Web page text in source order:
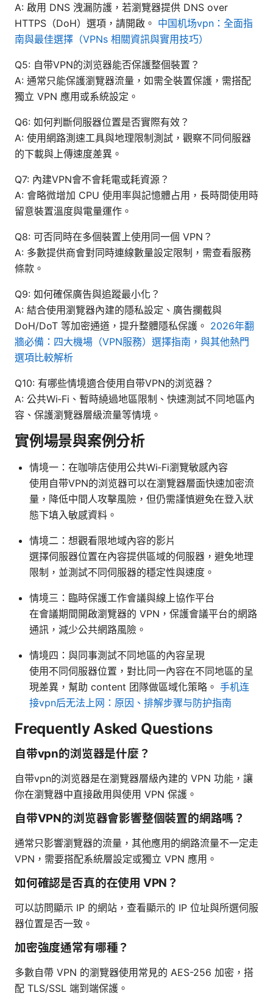
A: 啟用 DNS 洩漏防護，若瀏覽器提供 DNS over
HTTPS（DoH）選項，請開啟。 中国机场vpn：全面指
南與最佳選擇（VPNs 相關資訊與實用技巧）
Q5: 自带VPN的浏览器能否保護整個裝置？
A: 通常只能保護瀏覽器流量，如需全裝置保護，需搭配
獨立 VPN 應用或系統設定。
Q6: 如何判斷伺服器位置是否實際有效？
A: 使用網路測速工具與地理限制測試，觀察不同伺服器
的下載與上傳速度差異。
Q7: 內建VPN會不會耗電或耗資源？
A: 會略微增加 CPU 使用率與記憶體占用，長時間使用時
留意裝置溫度與電量運作。
Q8: 可否同時在多個裝置上使用同一個 VPN？
A: 多數提供商會對同時連線數量設定限制，需查看服務
條款。
Q9: 如何確保廣告與追蹤最小化？
A: 結合使用瀏覽器內建的隱私設定、廣告攔截與
DoH/DoT 等加密通道，提升整體隱私保護。 2026年翻
牆必備：四大機場（VPN服務）選擇指南，與其他熱門
選項比較解析
Q10: 有哪些情境適合使用自带VPN的浏览器？
A: 公共Wi‑Fi、暫時繞過地區限制、快速測試不同地區內
容、保護瀏覽器層級流量等情境。
實例場景與案例分析
情境一：在咖啡店使用公共Wi‑Fi瀏覽敏感內容
使用自带VPN的浏览器可以在瀏覽器層面快速加密流
量，降低中間人攻擊風險，但仍需謹慎避免在登入狀
態下填入敏感資料。
情境二：想觀看限地域內容的影片
選擇伺服器位置在內容提供區域的伺服器，避免地理
限制，並測試不同伺服器的穩定性與速度。
情境三：臨時保護工作會議與線上協作平台
在會議期間開啟瀏覽器的 VPN，保護會議平台的網路
通訊，減少公共網路風險。
情境四：與同事測試不同地區的內容呈現
使用不同伺服器位置，對比同一內容在不同地區的呈
現差異，幫助 content 团隊做區域化策略。 手机连
接vpn后无法上网：原因、排解步骤与防护指南
Frequently Asked Questions
自带vpn的浏览器是什麼？
自带vpn的浏览器是在瀏覽器層級內建的 VPN 功能，讓
你在瀏覽器中直接啟用與使用 VPN 保護。
自带VPN的浏览器會影響整個裝置的網路嗎？
通常只影響瀏覽器的流量，其他應用的網路流量不一定走
VPN，需要搭配系統層設定或獨立 VPN 應用。
如何確認是否真的在使用 VPN？
可以訪問顯示 IP 的網站，查看顯示的 IP 位址與所選伺服
器位置是否一致。
加密強度通常有哪種？
多數自帶 VPN 的瀏覽器使用常見的 AES-256 加密，搭
配 TLS/SSL 端到端保護。